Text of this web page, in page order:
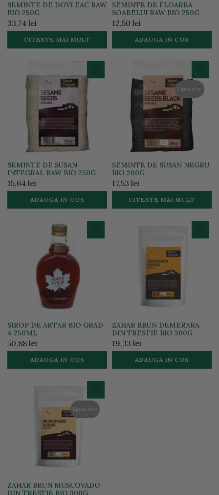
SEMINTE DE DOVLEAC RAW
BIO 250G
33,74 lei
CITESTE MAI MULT
SEMINTE DE FLOAREA
SOARELUI RAW BIO 250G
12,50 lei
ADAUGA IN COS
SEMINTE DE SUSAN
INTEGRAL RAW BIO 250G
15,64 lei
ADAUGA IN COS
Lipsa stoc
SEMINTE DE SUSAN NEGRU
BIO 200G
17,53 lei
CITESTE MAI MULT
SIROP DE ARTAR BIO GRAD
A 250ML
50,88 lei
ADAUGA IN COS
ZAHAR BRUN DEMERARA
DIN TRESTIE BIO 300G
19,33 lei
ADAUGA IN COS
Lipsa stoc
ZAHAR BRUN MUSCOVADO
DIN TRESTIE BIO 300G